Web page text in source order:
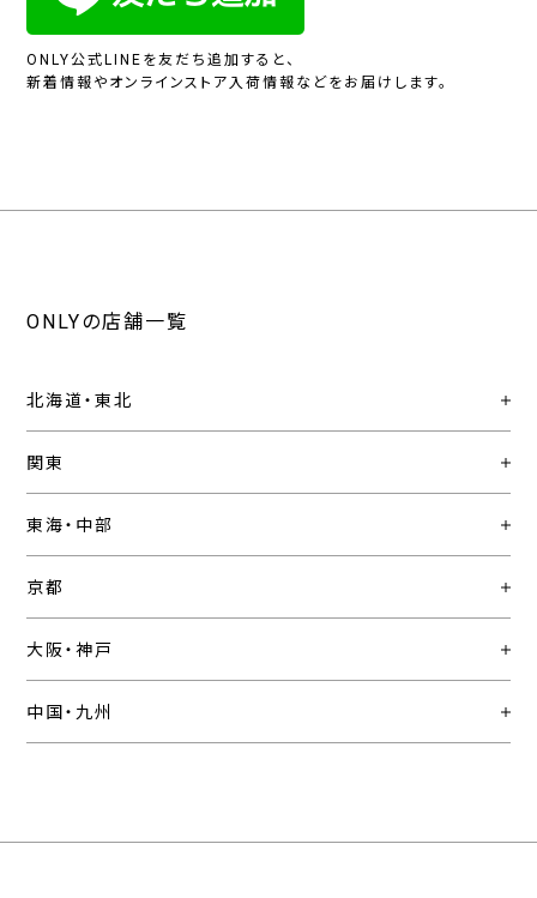
ONLY公式LINEを友だち追加すると、
新着情報やオンラインストア入荷情報などをお届けします。
ONLYの店舗一覧
北海道・東北
関東
東海・中部
京都
大阪・神戸
中国・九州